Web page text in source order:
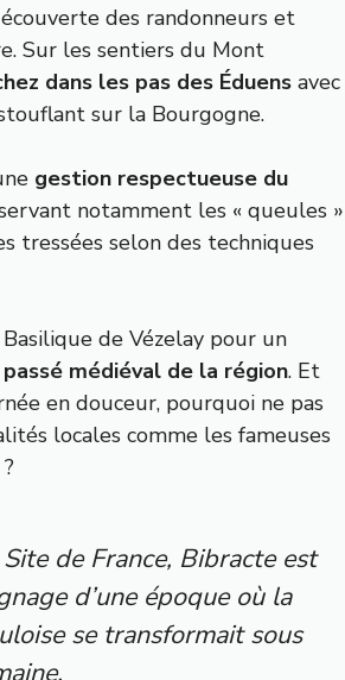
des randonneurs et
Sur les sentiers du Mont
dans les pas des Éduens avec
sur la Bourgogne.
gestion respectueuse du
notamment les « queules »
tressées selon des techniques
de Vézelay pour un
médiéval de la région. Et
en douceur, pourquoi ne pas
locales comme les fameuses
de France, Bibracte est
d’une époque où la
se transformait sous